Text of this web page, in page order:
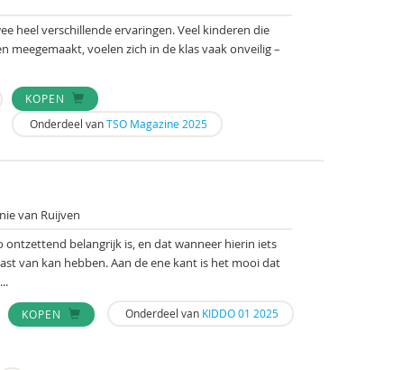
heel verschillende ervaringen. Veel kinderen die
meegemaakt, voelen zich in de klas vaak onveilig –
KOPEN
Onderdeel vanTSO Magazine 2025
van Ruijven
ontzettend belangrijk is, en dat wanneer hierin iets
van kan hebben. Aan de ene kant is het mooi dat
KOPEN Onderdeel van KIDDO 01 2025